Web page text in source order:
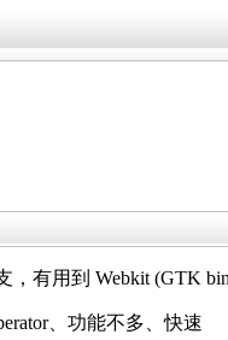
，有用到 Webkit (GTK
、功能不多、快速